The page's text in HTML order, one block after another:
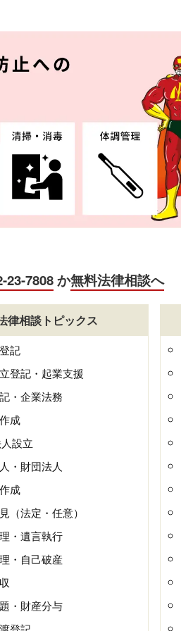
23-7808か無料法律相談へ
律相談トピックス
記
登記・起業支援
・企業法務
成
設立
・財団法人
成
（法定・任意）
・遺言執行
・自己破産
・財産分与